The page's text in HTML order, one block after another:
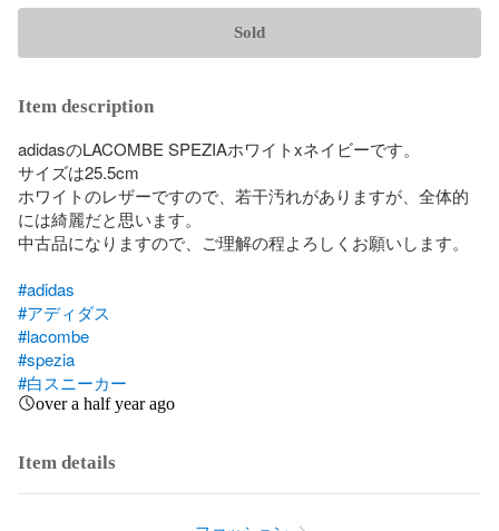
Sold
Item description
adidasのLACOMBE SPEZIAホワイトxネイビーです。
サイズは25.5cm
ホワイトのレザーですので、若干汚れがありますが、全体的
には綺麗だと思います。
中古品になりますので、ご理解の程よろしくお願いします。
#adidas
#アディダス
#lacombe
#spezia
#白スニーカー
over a half year ago
Item details